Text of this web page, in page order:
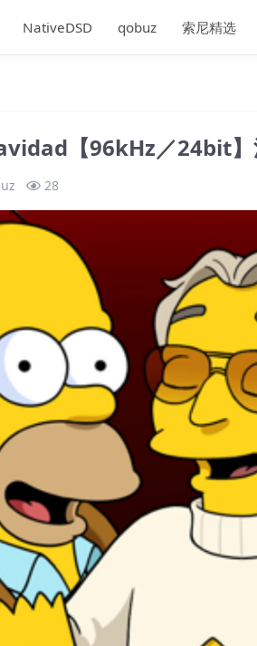
NativeDSD qobuz 索尼精选
【96kHz／24bit】
28